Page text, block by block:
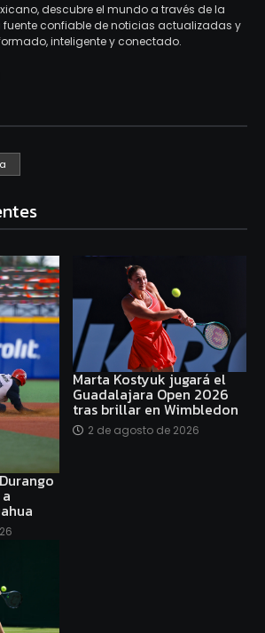
descubre el mundo a través de la
fuente confiable de noticias actualizadas y
inteligente y conectado.
Marta Kostyuk jugará el
Guadalajara Open 2026
tras brillar en Wimbledon
2 de agosto de 2026